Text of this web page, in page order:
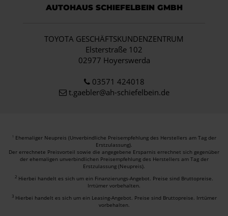
AUTOHAUS SCHIEFELBEIN GMBH
TOYOTA GESCHÄFTSKUNDENZENTRUM
Elsterstraße 102
02977 Hoyerswerda
03571 424018
t.gaebler@ah-schiefelbein.de
1 Ehemaliger Neupreis (Unverbindliche Preisempfehlung des Herstellers am Tag der
Erstzulassung).
Der errechnete Preisvorteil sowie die angegebene Ersparnis errechnet sich gegenüber
der ehemaligen unverbindlichen Preisempfehlung des Herstellers am Tag der
Erstzulassung (Neupreis).
2 Hierbei handelt es sich um ein Finanzierungs-Angebot. Preise sind Bruttopreise.
Irrtümer vorbehalten.
3 Hierbei handelt es sich um ein Leasing-Angebot. Preise sind Bruttopreise. Irrtümer
vorbehalten.